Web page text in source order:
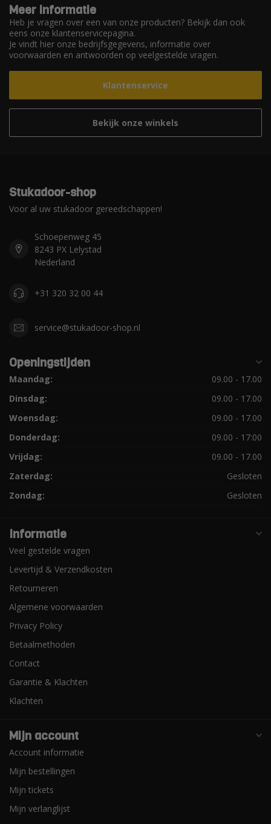
Meer informatie
Heb je vragen over een van onze producten? Bekijk dan ook
eens onze klantenservicepagina.
Je vindt hier onze bedrijfsgegevens, informatie over
voorwaarden en antwoorden op veelgestelde vragen.
Klantenservice
Bekijk onze winkels
Stukadoor-shop
Voor al uw stukadoor gereedschappen!
Schoepenweg 45
8243 PX Lelystad
Nederland
+31 320 32 00 44
service@stukadoor-shop.nl
Openingstijden
Maandag:
09.00 - 17.00
Dinsdag:
09.00 - 17.00
Woensdag:
09.00 - 17.00
Donderdag:
09.00 - 17:00
Vrijdag:
09.00 - 17.00
Zaterdag:
Gesloten
Zondag:
Gesloten
Informatie
Veel gestelde vragen
Levertijd & Verzendkosten
Retourneren
Algemene voorwaarden
Privacy Policy
Betaalmethoden
Contact
Garantie & Klachten
Klachten
Mijn account
Account informatie
Mijn bestellingen
Mijn tickets
Mijn verlanglijst